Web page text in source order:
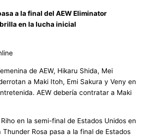
a la final del AEW Eliminator
en la lucha inicial
de AEW, Hikaru Shida, Mei
a Maki Itoh, Emi Sakura y Veny en
AEW debería contratar a Maki
en la semi-final de Estados Unidos en
Rosa pasa a la final de Estados